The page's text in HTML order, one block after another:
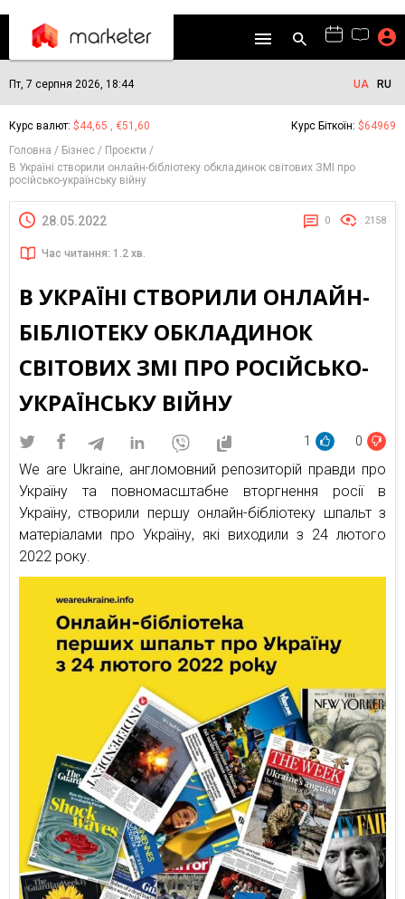
Пт, 7 серпня 2026, 18:44 UA RU
Курс валют: $44,65 , €51,60 Курс Біткоїн: $64969
Головна
Бізнес
Проєкти
В Україні створили онлайн-бібліотеку обкладинок світових ЗМІ про
російсько-українську війну
28.05.2022 0 2158
Час читання: 1.2 хв.
В УКРАЇНІ СТВОРИЛИ ОНЛАЙН-
БІБЛІОТЕКУ ОБКЛАДИНОК
СВІТОВИХ ЗМІ ПРО РОСІЙСЬКО-
УКРАЇНСЬКУ ВІЙНУ
1 0
We are Ukraine, англомовний репозиторій правди про
Україну та повномасштабне вторгнення росії в
Україну, створили першу онлайн-бібліотеку шпальт з
матеріалами про Україну, які виходили з 24 лютого
2022 року.